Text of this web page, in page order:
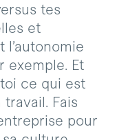
tes
et
exemple. Et
ce qui est
Fais
pour